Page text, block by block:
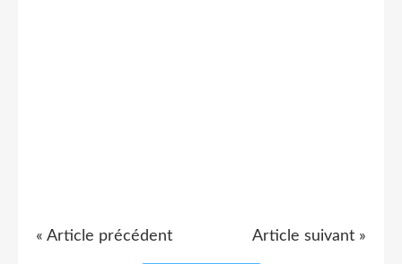
« Article précédent Article suivant »